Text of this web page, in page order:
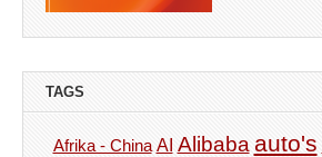
TAGS
Afrika - China AI Alibaba auto's